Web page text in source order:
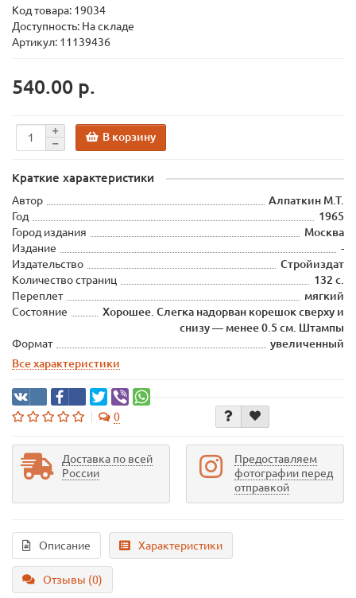
Код товара: 19034
Доступность: На складе
Артикул: 11139436
540.00 р.
В корзину
Краткие характеристики
Автор
Алпаткин М.Т.
Год
1965
Город издания
Москва
Издание
-
Издательство
Стройиздат
Количество страниц
132 с.
Переплет
мягкий
Состояние
Хорошее. Слегка надорван корешок сверху и
снизу — менее 0.5 см. Штампы
Формат
увеличенный
Все характеристики
0
Доставка по всей
России
Предоставляем
фотографии перед
отправкой
Описание Характеристики
Отзывы (0)